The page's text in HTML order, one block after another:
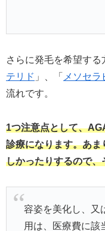
さらに発毛を希望する
テリド 」、「 メソセラ
流れです。
1つ注意点として、
診療になります。あ
しかったりするので
容姿を美化し、又
用は、医療費に該